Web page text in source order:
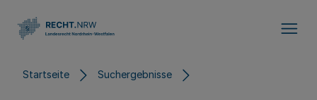
Startseite Suchergebnisse